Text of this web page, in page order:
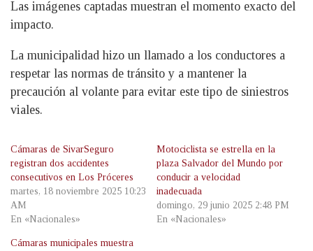
Las imágenes captadas muestran el momento exacto del
impacto.
La municipalidad hizo un llamado a los conductores a
respetar las normas de tránsito y a mantener la
precaución al volante para evitar este tipo de siniestros
viales.
Cámaras de SivarSeguro
registran dos accidentes
consecutivos en Los Próceres
martes, 18 noviembre 2025 10:23
AM
En «Nacionales»
Motociclista se estrella en la
plaza Salvador del Mundo por
conducir a velocidad
inadecuada
domingo, 29 junio 2025 2:48 PM
En «Nacionales»
Cámaras municipales muestra